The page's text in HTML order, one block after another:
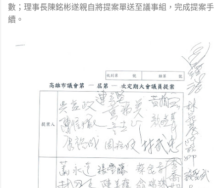
數；理事長陳銘彬遂親自將提案單送至議事組，完成提案手
續。